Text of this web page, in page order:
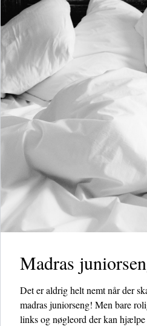
Madras
Det er aldrig helt nemt når der
madras juniorseng! Men bare
links og nøgleord der kan